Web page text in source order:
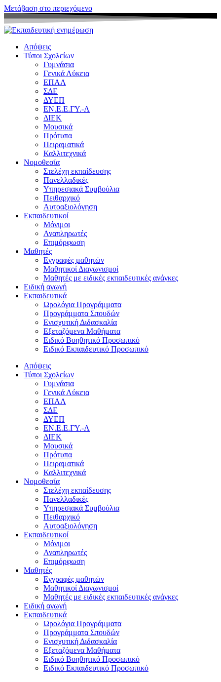
Μετάβαση στο περιεχόμενο
Απόψεις
Τύποι Σχολείων
Γυμνάσια
Γενικά Λύκεια
ΕΠΑΛ
ΣΔΕ
ΔΥΕΠ
ΕΝ.Ε.Ε.ΓΥ.-Λ
ΔΙΕΚ
Μουσικά
Πρότυπα
Πειραματικά
Καλλιτεχνικά
Νομοθεσία
Στελέχη εκπαίδευσης
Πανελλαδικές
Υπηρεσιακά Συμβούλια
Πειθαρχικό
Αυτοαξιολόγηση
Εκπαιδευτικοί
Μόνιμοι
Αναπληρωτές
Επιμόρφωση
Μαθητές
Εγγραφές μαθητών
Μαθητικοί Διαγωνισμοί
Μαθητές με ειδικές εκπαιδευτικές ανάγκες
Ειδική αγωγή
Εκπαιδευτικά
Ωρολόγια Προγράμματα
Προγράμματα Σπουδών
Ενισχυτική Διδασκαλία
Εξεταζόμενα Μαθήματα
Ειδικό Βοηθητικό Προσωπικό
Ειδικό Εκπαιδευτικό Προσωπικό
Απόψεις
Τύποι Σχολείων
Γυμνάσια
Γενικά Λύκεια
ΕΠΑΛ
ΣΔΕ
ΔΥΕΠ
ΕΝ.Ε.Ε.ΓΥ.-Λ
ΔΙΕΚ
Μουσικά
Πρότυπα
Πειραματικά
Καλλιτεχνικά
Νομοθεσία
Στελέχη εκπαίδευσης
Πανελλαδικές
Υπηρεσιακά Συμβούλια
Πειθαρχικό
Αυτοαξιολόγηση
Εκπαιδευτικοί
Μόνιμοι
Αναπληρωτές
Επιμόρφωση
Μαθητές
Εγγραφές μαθητών
Μαθητικοί Διαγωνισμοί
Μαθητές με ειδικές εκπαιδευτικές ανάγκες
Ειδική αγωγή
Εκπαιδευτικά
Ωρολόγια Προγράμματα
Προγράμματα Σπουδών
Ενισχυτική Διδασκαλία
Εξεταζόμενα Μαθήματα
Ειδικό Βοηθητικό Προσωπικό
Ειδικό Εκπαιδευτικό Προσωπικό